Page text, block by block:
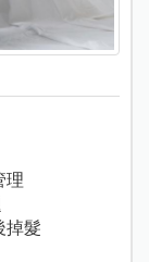
理
掉髮